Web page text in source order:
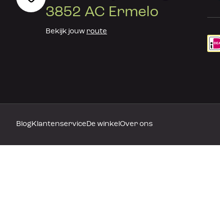
3852 AC Ermelo
Bekijk jouw route
BlogKlantenserviceDe winkelOver ons